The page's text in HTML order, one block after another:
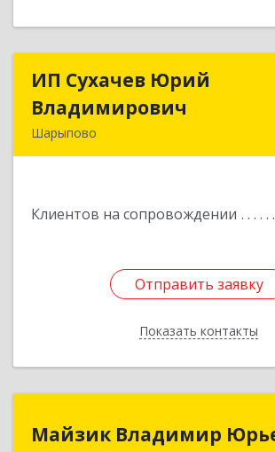
ИП Сухачев Юрий
Владимирович
Шарыпово
Клиентов на сопровождении
Отправить заявку
Показать контакты
ИП
Отправить заявку
Назад
Майзик Владимир